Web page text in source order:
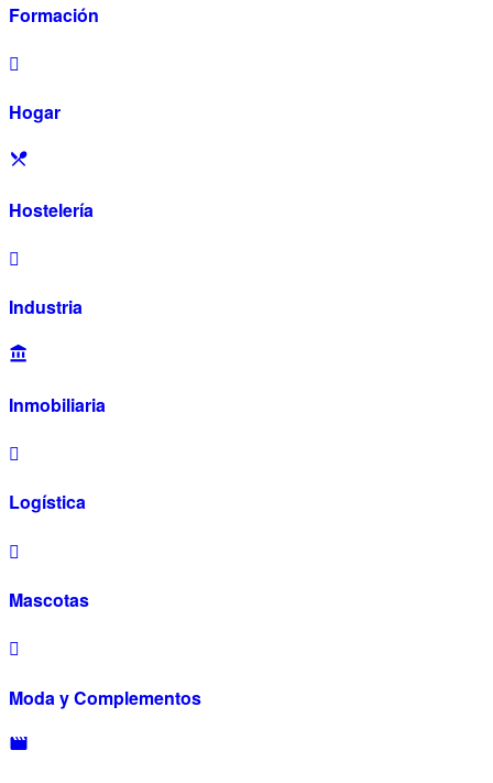
Formación
Hogar
Hostelería
Industria
Inmobiliaria
Logística
Mascotas
Moda y Complementos